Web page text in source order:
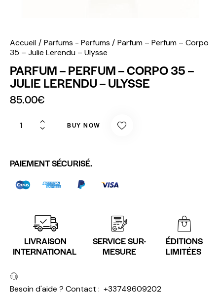
Accueil Parfums - Perfums
Parfum – Perfum – Corpo
35 – Julie Lerendu – Ulysse
PARFUM – PERFUM – CORPO 35 –
JULIE LERENDU – ULYSSE
85.00€
BUY NOW
PAIEMENT SÉCURISÉ.
LIVRAISON
INTERNATIONAL
SERVICE SUR-
MESURE
ÉDITIONS
LIMITÉES
Besoin d'aide ? Contact : +33749609202